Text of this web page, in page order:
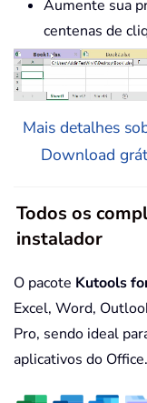
Aumente sua
centenas de
Mais detalhes
Download
Todos os
instalador
O pacote Kutools
Excel, Word,
Pro, sendo ideal
aplicativos do Office.